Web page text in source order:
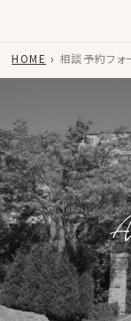
HOME 相談予約フォ